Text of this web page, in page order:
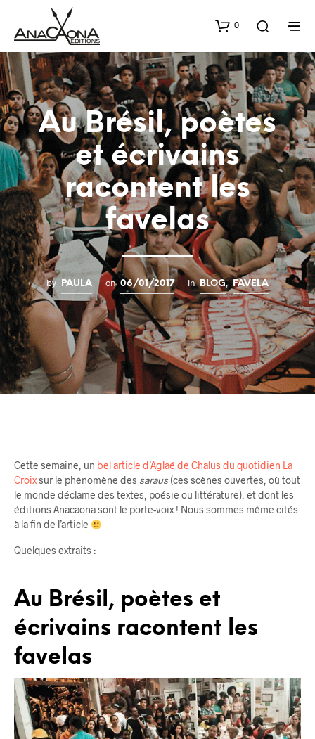
0
Au Brésil, poètes
et écrivains
racontent les
favelas
by PAULA on 06/01/2017 in BLOG, FAVELA
Cette semaine, un bel article d’Aglaé de Chalus du quotidien La
Croixsur le phénomène des saraus (ces scènes ouvertes, où tout
le monde déclame des textes, poésie ou littérature), et dont les
éditions Anacaona sont le porte-voix ! Nous sommes même cités
à la fin de l’article
Quelques extraits :
Au Brésil, poètes et
écrivains racontent les
favelas